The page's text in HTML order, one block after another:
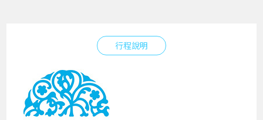
行程說明